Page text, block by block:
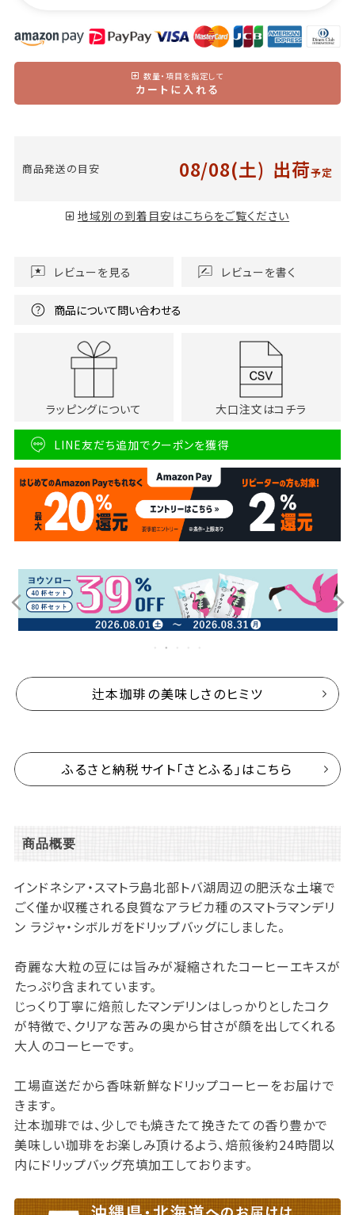
数量・項目を指定して
カートに入れる
商品発送の目安 08/08(土) 出荷予定
地域別の到着目安はこちらをご覧ください
レビューを見る レビューを書く
商品について問い合わせる
ラッピングについて 大口注文はコチラ
LINE友だち追加でクーポンを獲得
辻本珈琲の美味しさのヒミツ
ふるさと納税サイト「さとふる」はこちら
商品概要
インドネシア・スマトラ島北部トバ湖周辺の肥沃な土壌で
ごく僅か収穫される良質なアラビカ種のスマトラマンデリ
ン ラジャ・シボルガをドリップバッグにしました。
奇麗な大粒の豆には旨みが凝縮されたコーヒーエキスが
たっぷり含まれています。
じっくり丁寧に焙煎したマンデリンはしっかりとしたコク
が特徴で、クリアな苦みの奥から甘さが顔を出してくれる
大人のコーヒーです。
工場直送だから香味新鮮なドリップコーヒーをお届けで
きます。
辻本珈琲では、少しでも焼きたて挽きたての香り豊かで
美味しい珈琲をお楽しみ頂けるよう、焙煎後約24時間以
内にドリップバッグ充填加工しております。